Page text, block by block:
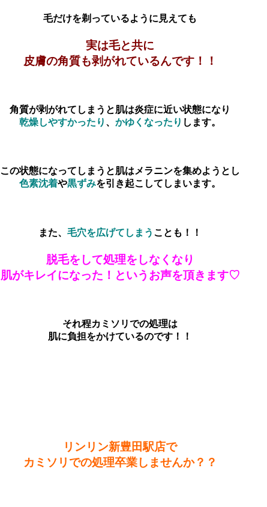
毛だけを剃っているように見えても
実は毛と共に
皮膚の角質も剥がれているんです！！
角質が剥がれてしまうと肌は炎症に近い状態になり
乾燥しやすかったり 、 かゆくなったり します。
この状態になってしまうと肌はメラニンを集めようとし
色素沈着や黒ずみを引き起こしてしまいます。
また、 毛穴を広げてしまう ことも！！
脱毛をして処理をしなくなり
肌がキレイになった！というお声を頂きます♡
それ程カミソリでの処理は
肌に負担をかけているのです！！
リンリン新豊田駅店で
カミソリでの処理卒業しませんか？？